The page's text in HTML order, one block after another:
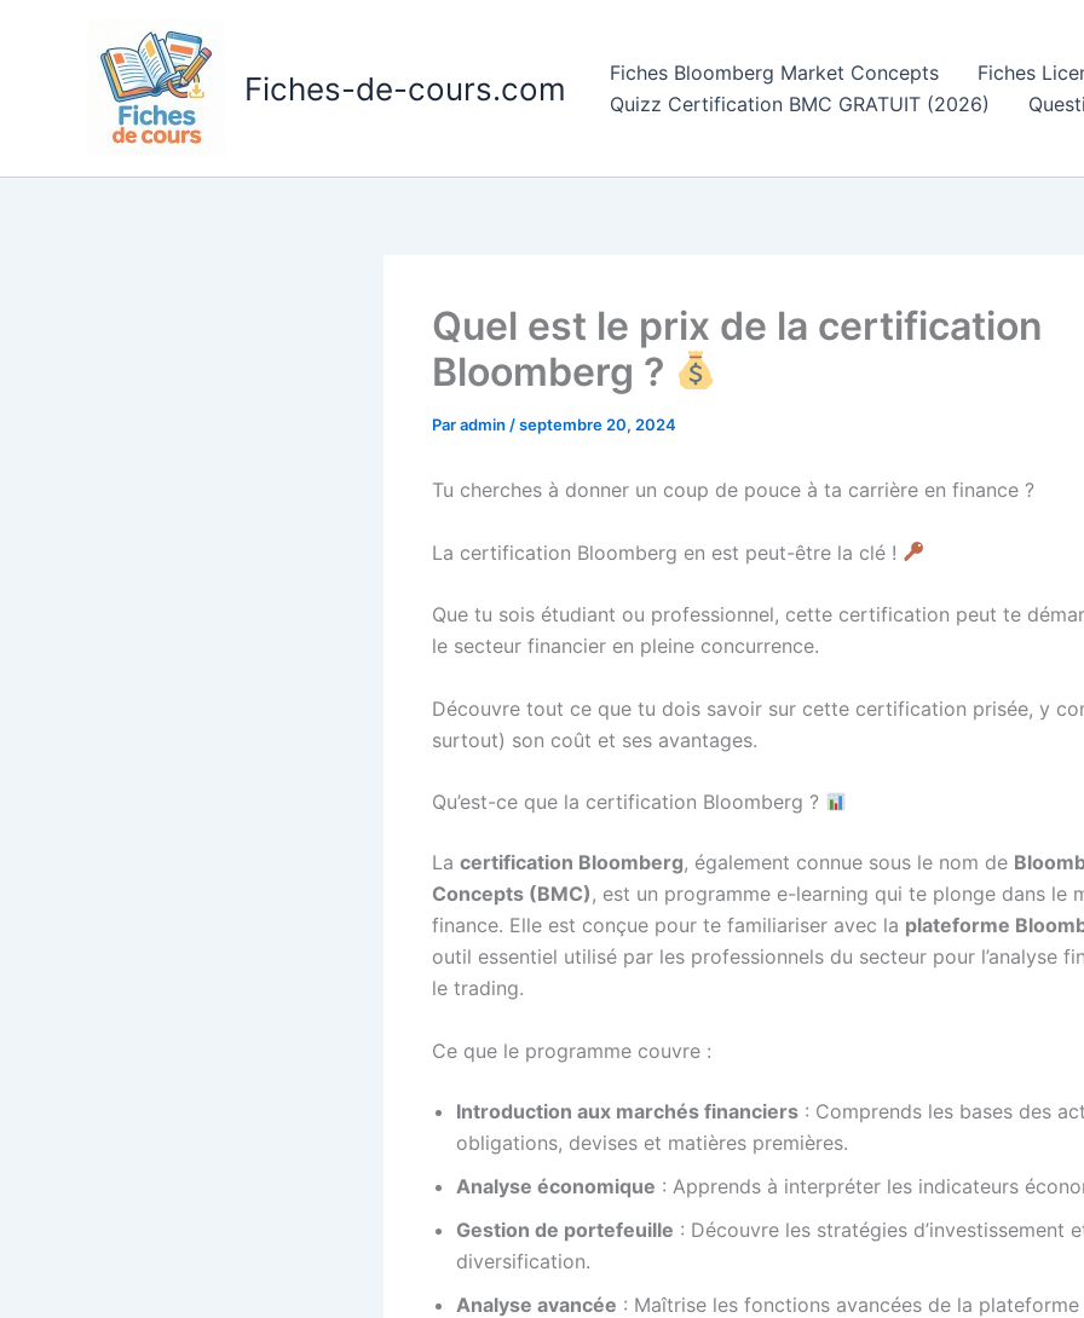
Fiches-de-cours.com Fiches Bloomberg Market Concepts Fiches
Quizz Certification BMC GRATUIT (2026)
Quel est le prix de la certification
Bloomberg ?
Paradmin /septembre 20, 2024
Tu cherches à donner un coup de pouce à ta carrière en finance ?
La certification Bloomberg en est peut-être la clé !
Que tu sois étudiant ou professionnel, cette certification peut te
le secteur financier en pleine concurrence.
Découvre tout ce que tu dois savoir sur cette certification prisée, y
surtout) son coût et ses avantages.
Qu’est-ce que la certification Bloomberg ?
La certification Bloomberg, également connue sous le nom de
Concepts (BMC), est un programme e-learning qui te plonge dans le
finance. Elle est conçue pour te familiariser avec la plateforme
outil essentiel utilisé par les professionnels du secteur pour l’analyse
le trading.
Ce que le programme couvre :
Introduction aux marchés financiers : Comprends les bases des
obligations, devises et matières premières.
Analyse économique : Apprends à interpréter les indicateurs
Gestion de portefeuille : Découvre les stratégies d’investissement
diversification.
Analyse avancée : Maîtrise les fonctions avancées de la